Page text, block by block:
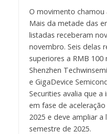
O movimento chamou
Mais da metade das
listadas receberam
novembro. Seis delas
superiores a RMB
Shenzhen
e GigaDevice
Securities avalia que
em fase de
2025 e deve ampliar
semestre de 2025.